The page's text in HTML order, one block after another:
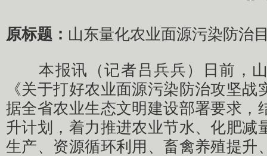
原标题： 山东量化农业面源污染防治
本报讯（记者吕兵兵）日前，山
《关于打好农业面源污染防治攻坚
据全省农业生态文明建设部署要求，
升计划，着力推进农业节水、化肥减
生产、资源循环利用、畜禽养殖提升